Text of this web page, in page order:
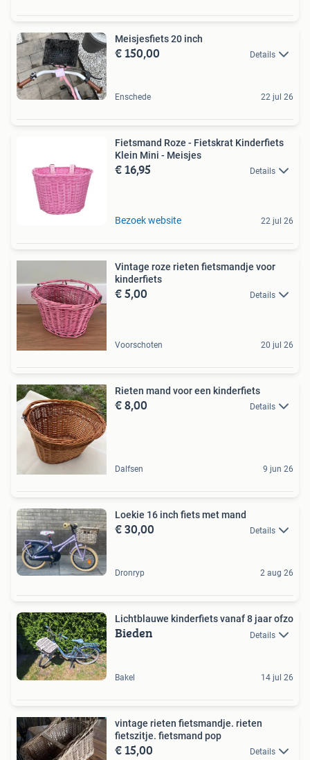
Meisjesfiets 20 inch
€ 150,00 Details
Enschede 22 jul 26
Fietsmand Roze - Fietskrat Kinderfiets
Klein Mini - Meisjes
€ 16,95 Details
Bezoek website 22 jul 26
Vintage roze rieten fietsmandje voor
kinderfiets
€ 5,00 Details
Voorschoten 20 jul 26
Rieten mand voor een kinderfiets
€ 8,00 Details
Dalfsen 9 jun 26
Loekie 16 inch fiets met mand
€ 30,00 Details
Dronryp 2 aug 26
Lichtblauwe kinderfiets vanaf 8 jaar ofzo
Bieden Details
Bakel 14 jul 26
vintage rieten fietsmandje. rieten
fietszitje. fietsmand pop
€ 15,00 Details